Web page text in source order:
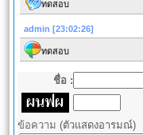
ชื่อ :
ข้อความ (ตัวแสดงอารมณ์)